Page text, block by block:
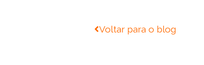
Voltar para o blog